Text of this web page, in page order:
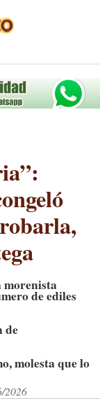
de ediles
de
molesta que lo
2026